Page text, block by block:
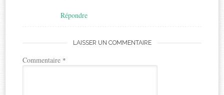
Répondre
LAISSER UN COMMENTAIRE
Commentaire *